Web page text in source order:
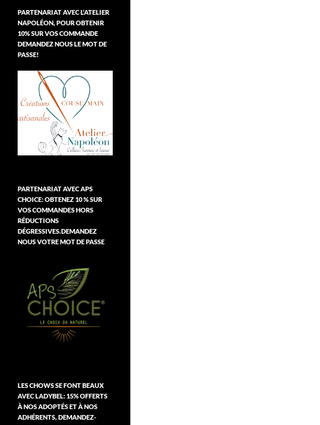
PARTENARIAT AVEC L’ATELIER
NAPOLÉON, POUR OBTENIR
10% SUR VOS COMMANDE
DEMANDEZ NOUS LE MOT DE
PASSE!
PARTENARIAT AVEC APS
CHOICE: OBTENEZ 10 % SUR
VOS COMMANDES HORS
RÉDUCTIONS
DÉGRESSIVES.DEMANDEZ
NOUS VOTRE MOT DE PASSE
LES CHOWS SE FONT BEAUX
AVEC LADYBEL: 15% OFFERTS
À NOS ADOPTÉS ET À NOS
ADHÉRENTS, DEMANDEZ-